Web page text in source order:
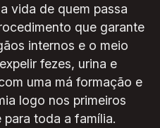
vida de quem passa
que garante
internos e o meio
fezes, urina e
uma má formação e
logo nos primeiros
toda a família.